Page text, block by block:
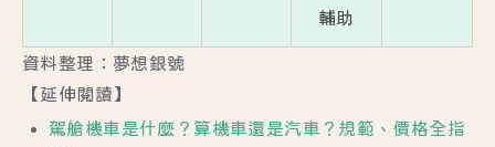
輔助
資料整理：夢想銀號
【延伸閱讀】
駕艙機車是什麼？算機車還是汽車？規範、價格全指